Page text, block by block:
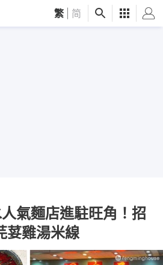
繁 简
氣麵店進駐旺角！招
荽雞湯米線